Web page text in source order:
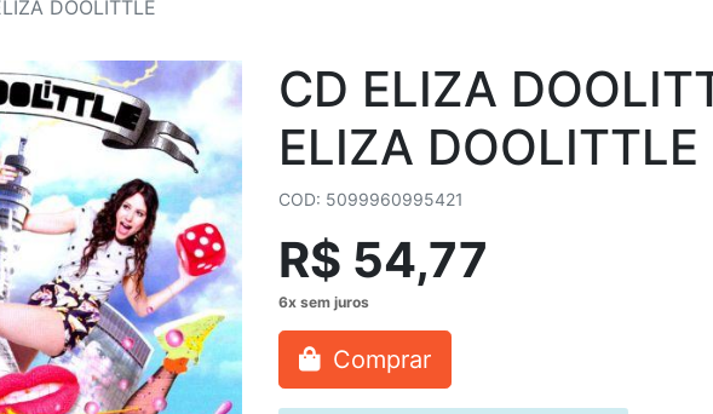
DOOLITTLE
CD ELIZA
ELIZA DOOLITTLE
COD: 5099960995421
R$ 54,77
Comprar